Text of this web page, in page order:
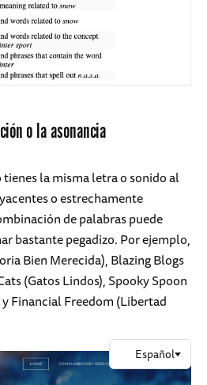
o la asonancia
la misma letra o sonido al
o estrechamente
de palabras puede
bastante pegadizo. Por ejemplo,
Bien Merecida), Blazing Blogs
(Gatos Lindos), Spooky Spoon
Financial Freedom (Libertad